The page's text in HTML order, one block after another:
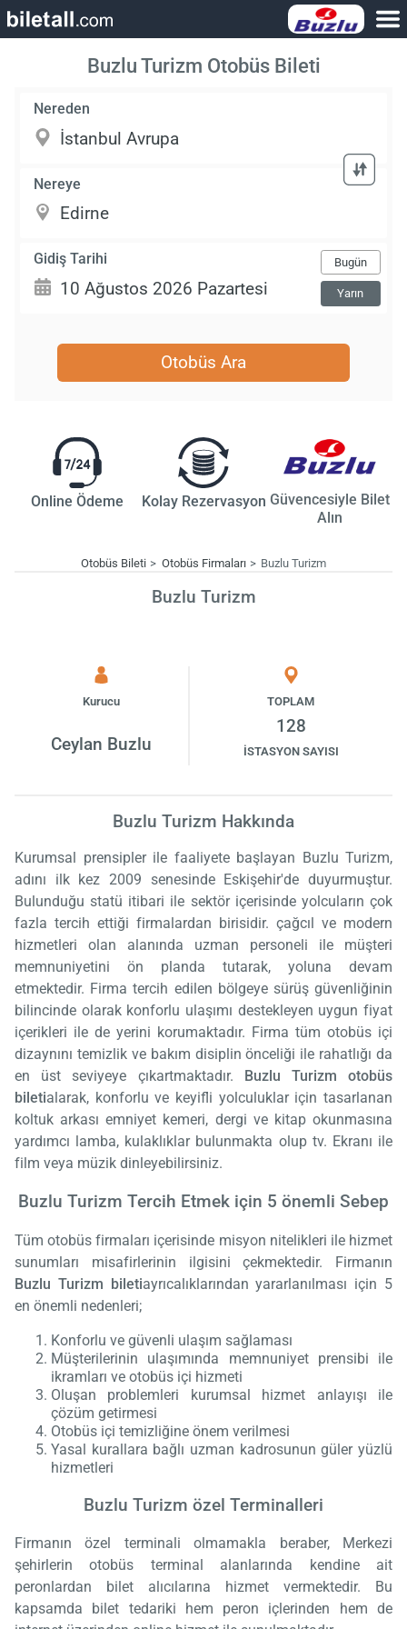
Buzlu Turizm Otobüs Bileti
Nereden
Nereye
Gidiş Tarihi Bugün
Yarın
Otobüs Ara
Online Ödeme Kolay Rezervasyon Güvencesiyle Bilet
Alın
Otobüs Bileti Otobüs Firmaları Buzlu Turizm
Buzlu Turizm
Kurucu
Ceylan Buzlu
TOPLAM
128
İSTASYON SAYISI
Buzlu Turizm Hakkında
Kurumsal prensipler ile faaliyete başlayan Buzlu Turizm,
adını ilk kez 2009 senesinde Eskişehir'de duyurmuştur.
Bulunduğu statü itibari ile sektör içerisinde yolcuların çok
fazla tercih ettiği firmalardan birisidir. çağcıl ve modern
hizmetleri olan alanında uzman personeli ile müşteri
memnuniyetini ön planda tutarak, yoluna devam
etmektedir. Firma tercih edilen bölgeye sürüş güvenliğinin
bilincinde olarak konforlu ulaşımı destekleyen uygun fiyat
içerikleri ile de yerini korumaktadır. Firma tüm otobüs içi
dizaynını temizlik ve bakım disiplin önceliği ile rahatlığı da
en üst seviyeye çıkartmaktadır. Buzlu Turizm otobüs
biletialarak, konforlu ve keyifli yolculuklar için tasarlanan
koltuk arkası emniyet kemeri, dergi ve kitap okunmasına
yardımcı lamba, kulaklıklar bulunmakta olup tv. Ekranı ile
film veya müzik dinleyebilirsiniz.
Buzlu Turizm Tercih Etmek için 5 önemli Sebep
Tüm otobüs firmaları içerisinde misyon nitelikleri ile hizmet
sunumları misafirlerinin ilgisini çekmektedir. Firmanın
Buzlu Turizm biletiayrıcalıklarından yararlanılması için 5
en önemli nedenleri;
Konforlu ve güvenli ulaşım sağlaması
Müşterilerinin ulaşımında memnuniyet prensibi ile
ikramları ve otobüs içi hizmeti
Oluşan problemleri kurumsal hizmet anlayışı ile
çözüm getirmesi
Otobüs içi temizliğine önem verilmesi
Yasal kurallara bağlı uzman kadrosunun güler yüzlü
hizmetleri
Buzlu Turizm özel Terminalleri
Firmanın özel terminali olmamakla beraber, Merkezi
şehirlerin otobüs terminal alanlarında kendine ait
peronlardan bilet alıcılarına hizmet vermektedir. Bu
kapsamda bilet tedariki hem peron içlerinden hem de